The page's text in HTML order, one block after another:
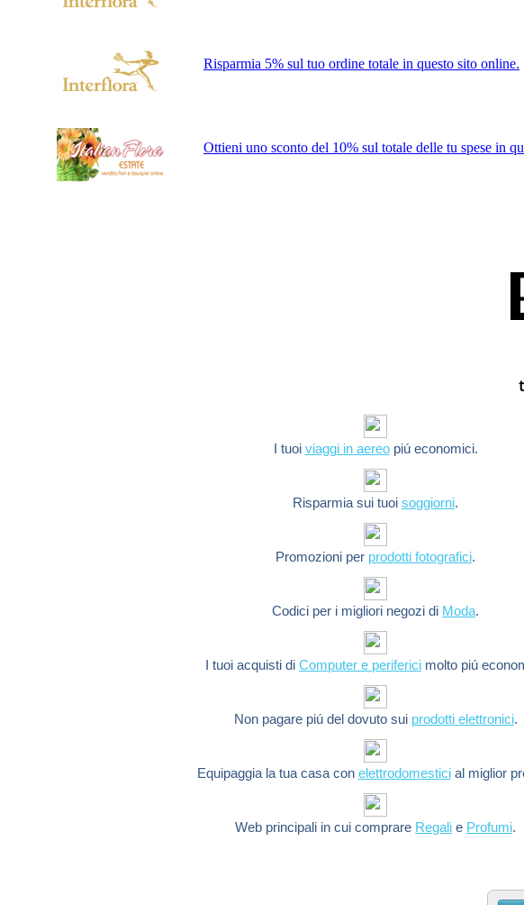
Risparmia 5% sul tuo ordine totale in questo sito online.
Ottieni uno sconto del 10% sul totale delle tu spese in
I tuoi viaggi in aereopiú economici.
Risparmia sui tuoisoggiorni.
Promozioni per prodotti fotografici.
Codici per i migliori negozi di Moda.
I tuoi acquisti diComputer e periferici molto piú
Non pagare piú del dovuto sui prodotti elettronici.
Equipaggia la tua casa con elettrodomesticial miglior
Web principali in cui comprare Regali e Profumi.